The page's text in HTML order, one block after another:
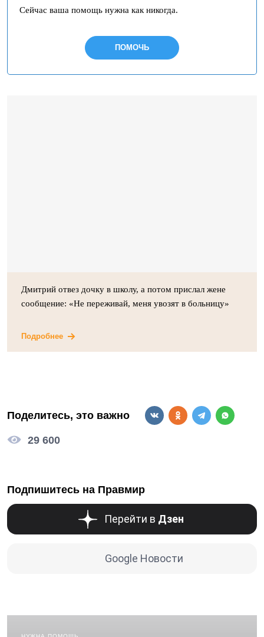
Сейчас ваша помощь нужна как никогда.
ПОМОЧЬ
Дмитрий отвез дочку в школу, а потом прислал жене
сообщение: «Не переживай, меня увозят в больницу»
Подробнее
Поделитесь, это важно
29 600
Подпишитесь на Правмир
Перейти в Дзен
Google Новости